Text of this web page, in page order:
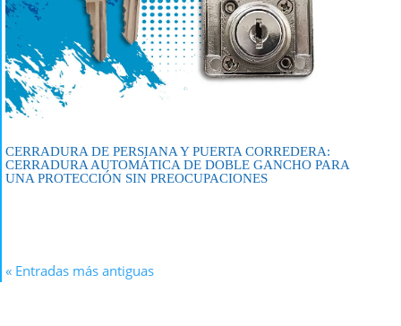
CERRADURA DE PERSIANA Y PUERTA CORREDERA:
CERRADURA AUTOMÁTICA DE DOBLE GANCHO PARA
UNA PROTECCIÓN SIN PREOCUPACIONES
« Entradas más antiguas